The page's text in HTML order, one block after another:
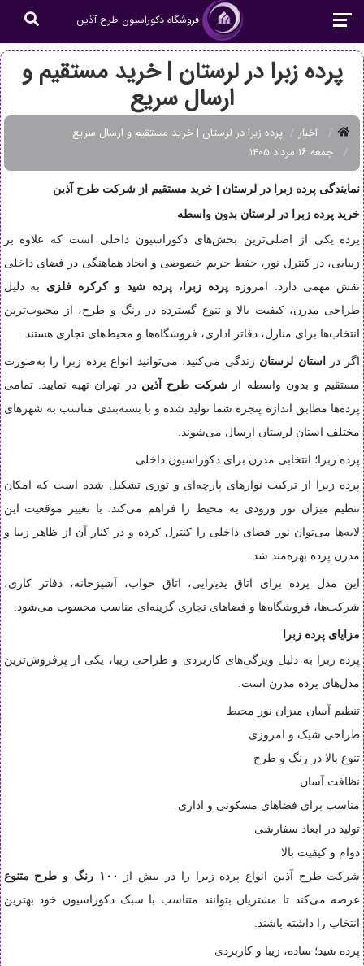
فروشگاه دکوراسیون طرح آذین
پرده زبرا در لرستان | خرید مستقیم و
ارسال سریع
اخبار
پرده زبرا در لرستان | خرید مستقیم و ارسال سریع
جمعه ۱۶ مرداد ۱۴۰۵
نمایندگی پرده زبرا در لرستان | خرید مستقیم از شرکت طرح آذین
خرید پرده زبرا در لرستان بدون واسطه
پرده یکی از اصلی‌ترین بخش‌های دکوراسیون داخلی است که علاوه بر
زیبایی، در کنترل نور، حفظ حریم خصوصی و ایجاد هماهنگی در فضای داخلی
نقش مهمی دارد. امروزهپرده زبرا، پرده شید و کرکره فلزی به دلیل
طراحی مدرن، کیفیت بالا و تنوع گسترده در رنگ و طرح، از محبوب‌ترین
انتخاب‌ها برای منازل، دفاتر اداری، فروشگاه‌ها و محیط‌های تجاری هستند.
اگر در استان لرستان زندگی می‌کنید، می‌توانید انواع پرده زبرا را به‌صورت
مستقیم و بدون واسطه از شرکت طرح آذین در تهران تهیه نمایید. تمامی
پرده‌ها مطابق اندازه پنجره شما تولید شده و با بسته‌بندی مناسب به شهرهای
مختلف استان لرستان ارسال می‌شوند.
پرده زبرا؛ انتخابی مدرن برای دکوراسیون داخلی
پرده زبرا از ترکیب نوارهای پارچه‌ای و توری تشکیل شده است که امکان
تنظیم میزان نور ورودی به محیط را فراهم می‌کند. با تغییر موقعیت این
لایه‌ها می‌توان نور فضای داخلی را کنترل کرده و در کنار آن از ظاهر زیبا و
مدرن پرده بهره‌مند شد.
این مدل پرده برای اتاق پذیرایی، اتاق خواب، آشپزخانه، دفاتر کاری،
شرکت‌ها، فروشگاه‌ها و فضاهای تجاری گزینه‌ای مناسب محسوب می‌شود.
مزایای پرده زبرا
پرده زبرا به دلیل ویژگی‌های کاربردی و طراحی زیبا، یکی از پرفروش‌ترین
مدل‌های پرده مدرن است.
تنظیم آسان میزان نور محیط
طراحی شیک و امروزی
تنوع بالا در رنگ و طرح
نظافت آسان
مناسب برای فضاهای مسکونی و اداری
تولید در ابعاد سفارشی
دوام و کیفیت بالا
شرکت طرح آذین انواع پرده زبرا را در بیش از
۱۰۰ رنگ و طرح متنوع
عرضه می‌کند تا مشتریان بتوانند متناسب با سبک دکوراسیون خود بهترین
انتخاب را داشته باشند.
پرده شید؛ ساده، زیبا و کاربردی